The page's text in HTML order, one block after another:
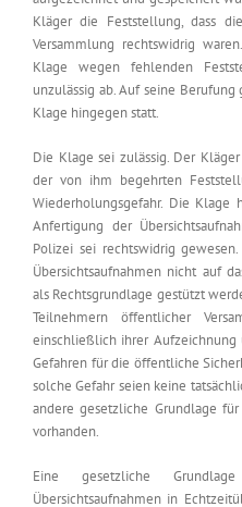
Kläger die Feststellung, dass
Versammlung rechtswidrig
Klage wegen fehlenden
unzulässig ab. Auf seine
Klage hingegen statt.
Die Klage sei zulässig. Der
der von ihm begehrten
Wiederholungsgefahr. Die Klage
Anfertigung der
Polizei sei rechtswidrig
Übersichtsaufnahmen nicht auf
als Rechtsgrundlage gestützt
Teilnehmern öffentlicher
einschließlich ihrer
Gefahren für die öffentliche
solche Gefahr seien keine
andere gesetzliche Grundlage
vorhanden.
Eine gesetzliche
Übersichtsaufnahmen in